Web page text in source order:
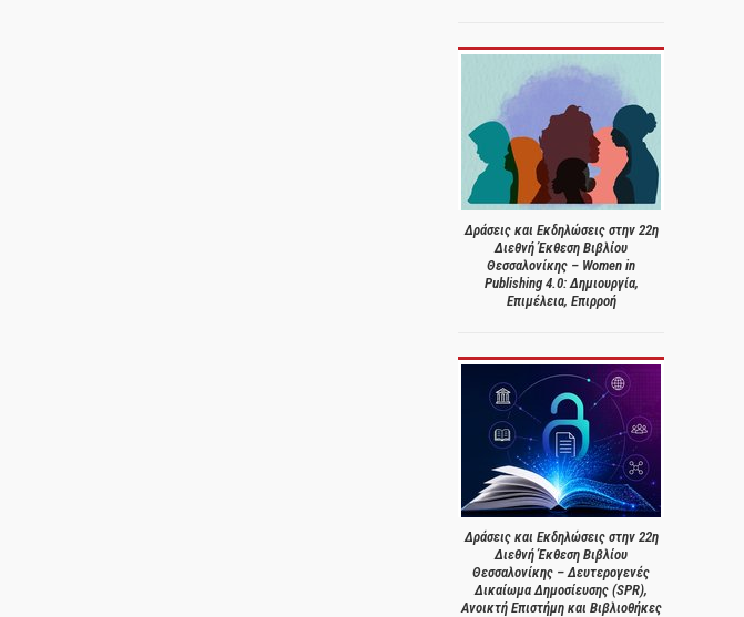
Δράσεις και Εκδηλώσεις στην 22η
Διεθνή Έκθεση Βιβλίου
Θεσσαλονίκης – Women in
Publishing 4.0: Δημιουργία,
Επιμέλεια, Επιρροή
Δράσεις και Εκδηλώσεις στην 22η
Διεθνή Έκθεση Βιβλίου
Θεσσαλονίκης – Δευτερογενές
Δικαίωμα Δημοσίευσης (SPR),
Ανοικτή Επιστήμη και Βιβλιοθήκες